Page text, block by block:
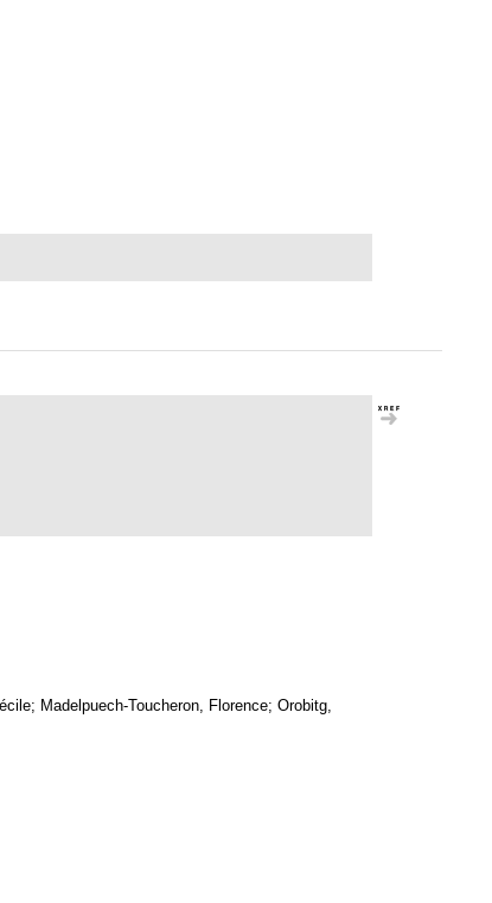
Madelpuech-Toucheron, Florence; Orobitg,